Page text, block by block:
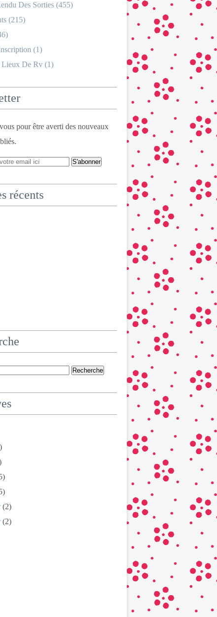
Des Sorties (455)
(215)
(1)
Lieux De Rv (1)
pour être averti des nouveaux
récents
(2)
(2)